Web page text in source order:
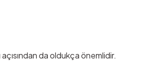
da oldukça önemlidir.